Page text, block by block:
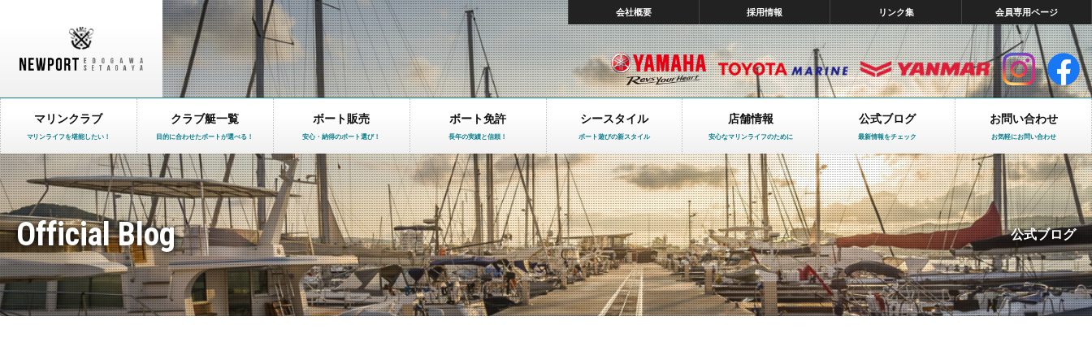
会社概要 採用情報 リンク集 会員専用ページ
マリンクラブ
マリンライフを堪能したい！
クラブ艇一覧
目的に合わせたボートが選べる！
ボート販売
安心・納得のボート選び！
ボート免許
長年の実績と信頼！
シースタイル
ボート遊びの新スタイル
店舗情報
安心なマリンライフのために
公式ブログ
最新情報をチェック
お問い合わせ
お気軽にお問い合わせ
Official Blog 公式ブログ